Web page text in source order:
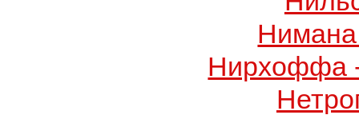
Нимана
Нирхоффа